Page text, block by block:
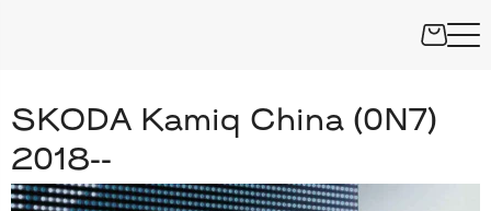
SKODA Kamiq China (0N7)
2018--